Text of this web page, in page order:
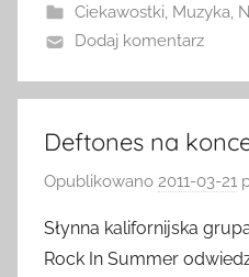
Ciekawostki, Muzyka,
Dodaj komentarz
Deftones na
Opublikowano 2011-03-21
Słynna kalifornijska
Rock In Summer